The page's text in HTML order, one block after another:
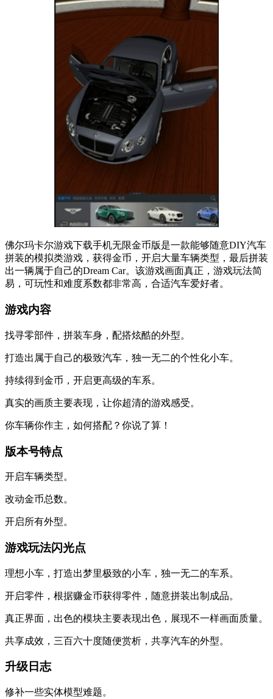
佛尔玛卡尔游戏下载手机无限金币版是一款能够随意DIY汽车
拼装的模拟类游戏，获得金币，开启大量车辆类型，最后拼装
出一辆属于自己的Dream Car。该游戏画面真正，游戏玩法简
易，可玩性和难度系数都非常高，合适汽车爱好者。
游戏内容
找寻零部件，拼装车身，配搭炫酷的外型。
打造出属于自己的极致汽车，独一无二的个性化小车。
持续得到金币，开启更高级的车系。
真实的画质主要表现，让你超清的游戏感受。
你车辆你作主，如何搭配？你说了算！
版本号特点
开启车辆类型。
改动金币总数。
开启所有外型。
游戏玩法闪光点
理想小车，打造出梦里极致的小车，独一无二的车系。
开启零件，根据赚金币获得零件，随意拼装出制成品。
真正界面，出色的模块主要表现出色，展现不一样画面质量。
共享成效，三百六十度随便赏析，共享汽车的外型。
升级日志
修补一些实体模型难题。